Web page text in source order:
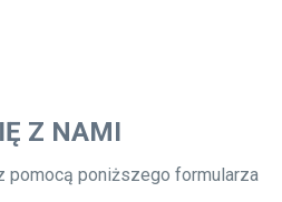
Z NAMI
pomocą poniższego formularza